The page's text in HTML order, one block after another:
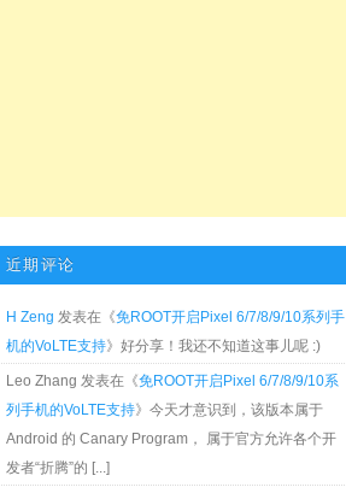
近期评论
H Zeng 发表在《免ROOT开启Pixel 6/7/8/9/10系列手
机的VoLTE支持》好分享！我还不知道这事儿呢 :)
Leo Zhang 发表在《免ROOT开启Pixel 6/7/8/9/10系
列手机的VoLTE支持》今天才意识到，该版本属于
Android 的 Canary Program， 属于官方允许各个开
发者“折腾”的 [...]